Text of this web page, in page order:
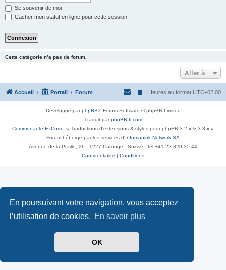
En poursuivant votre navigation, vous acceptez
l’utilisation de cookies. En savoir plus
OK
Se souvenir de moi
Cacher mon statut en ligne pour cette session
Cette catégorie n’a pas de forum.
Aller à
Accueil Portail Forum Heures au format UTC+02:00
Développé parphpBB® Forum Software © phpBB Limited
Traduit parphpBB-fr.com
Communauté EzCom : « Traductions d'extensions & styles pour phpBB 3.2.x & 3.3.x »
Forum hébergé par les services d’ Infomaniak Network SA
Avenue de la Praille, 26 - 1227 Carouge - Suisse - tél +41 22 820 35 44
Confidentialité
Conditions